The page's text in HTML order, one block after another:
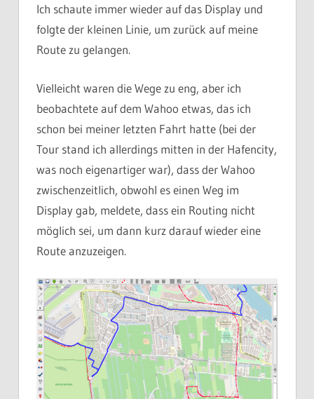
Ich schaute immer wieder auf das Display und
folgte der kleinen Linie, um zurück auf meine
Route zu gelangen.
Vielleicht waren die Wege zu eng, aber ich
beobachtete auf dem Wahoo etwas, das ich
schon bei meiner letzten Fahrt hatte (bei der
Tour stand ich allerdings mitten in der Hafencity,
was noch eigenartiger war), dass der Wahoo
zwischenzeitlich, obwohl es einen Weg im
Display gab, meldete, dass ein Routing nicht
möglich sei, um dann kurz darauf wieder eine
Route anzuzeigen.